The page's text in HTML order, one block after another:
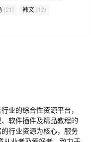
(21) 韩文 (12)
业的综合性资源平台，
软件插件及精品教程的
行业资源为核心，服务